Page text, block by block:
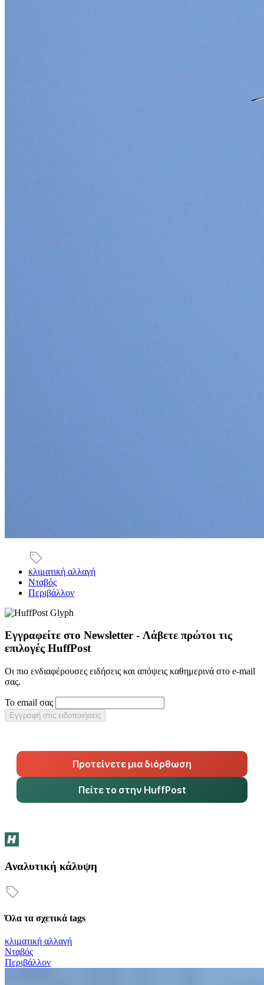
κλιματική αλλαγή
Νταβός
Περιβάλλον
Εγγραφείτε στο Newsletter - Λάβετε πρώτοι τις
επιλογές HuffPost
Οι πιο ενδιαφέρουσες ειδήσεις και απόψεις καθημερινά στο e-mail
σας.
Το email σας
Εγγραφή στις ειδοποιήσεις
Προτείνετε μια διόρθωση
Πείτε το στην HuffPost
Αναλυτική κάλυψη
Όλα τα σχετικά tags
κλιματική αλλαγή
Νταβός
Περιβάλλον